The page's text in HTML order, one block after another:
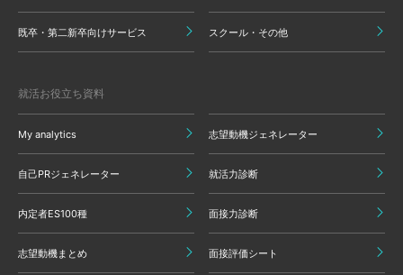
既卒・第二新卒向けサービス スクール・その他
就活お役立ち資料
My analytics 志望動機ジェネレーター
自己PRジェネレーター 就活力診断
内定者ES100種 面接力診断
志望動機まとめ 面接評価シート